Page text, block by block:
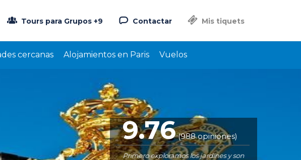
Mis tiquets
Contactar
Tours para Grupos +9
cercanas Alojamientos en Paris Vuelos
9.76 (988 opiniones)
el Palacio y los jardines.
Primero exploramos los jardines y son